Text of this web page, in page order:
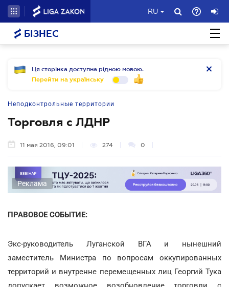
RU
БІЗНЕС
Ця сторінка доступна рідною мовою.
Перейти на українську
Неподконтрольные территории
Торговля с ЛДНР
11 мая 2016, 09:01 274 0
Реклама
ПРАВОВОЕ СОБЫТИЕ:
Экс-руководитель Луганской ВГА и нынешний
заместитель Министра по вопросам оккупированных
территорий и внутренне перемещенных лиц Георгий Тука